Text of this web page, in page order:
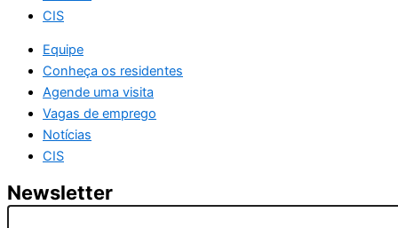
CIS
Equipe
Conheça os residentes
Agende uma visita
Vagas de emprego
Notícias
CIS
Newsletter